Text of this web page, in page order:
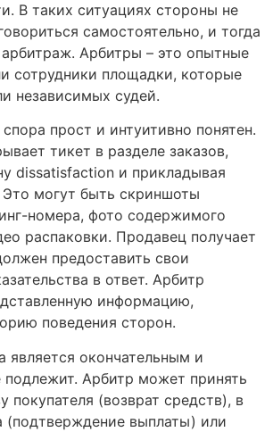
В таких ситуациях стороны не
самостоятельно, и тогда
арбитраж. Арбитры – это опытные
сотрудники площадки, которые
независимых судей.
прост и интуитивно понятен.
тикет в разделе заказов,
dissatisfaction и прикладывая
Это могут быть скриншоты
номера, фото содержимого
распаковки. Продавец получает
предоставить свои
в ответ. Арбитр
информацию,
поведения сторон.
является окончательным и
Арбитр может принять
покупателя (возврат средств), в
(подтверждение выплаты) или